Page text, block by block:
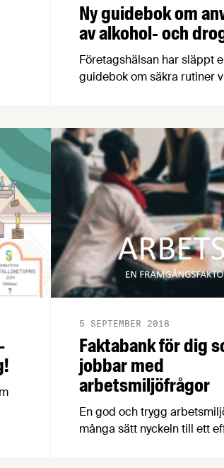
Ny guidebok om
av alkohol- och
Företagshälsan har släppt
guidebok om säkra rutiner
Faktabank för dig
jobbar med
arbetsmiljöfrågor
5 SEPTEMBER 2018
En god och trygg
många sätt nyckeln till ett